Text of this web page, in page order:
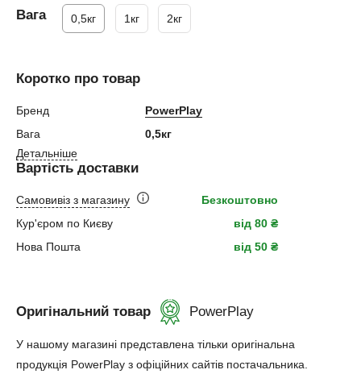
Вага 0,5кг 1кг 2кг
Коротко про товар
Бренд
PowerPlay
Вага
0,5кг
Детальніше
Вартість доставки
Самовивіз з магазину
Безкоштовно
Кур'єром по Києву
від 80 ₴
Нова Пошта
від 50 ₴
Оригінальний товар PowerPlay
У нашому магазині представлена ​​тільки оригінальна
продукція PowerPlay з офіційних сайтів постачальника.